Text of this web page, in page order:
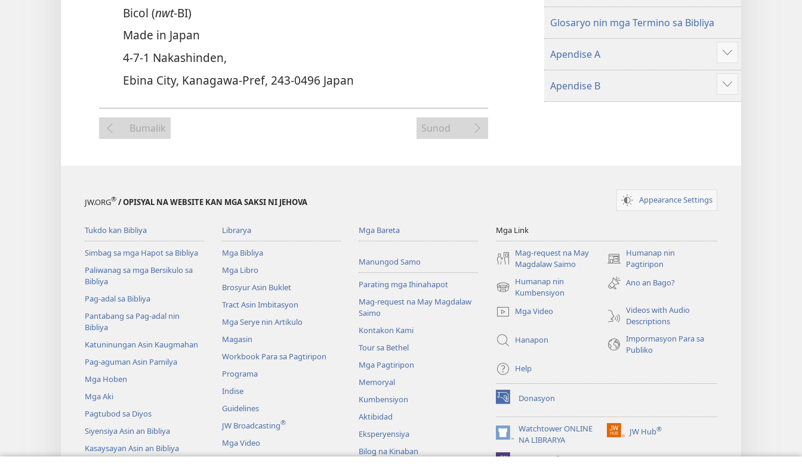
Bicol (nwt-BI)
Made in Japan
4-7-1 Nakashinden,
Ebina City, Kanagawa-Pref, 243-0496 Japan
Bumalik Sunod
Glosaryo nin mga Termino sa Bibliya
Apendise A
Ipahiling
an
iba
pa
Apendise B
Ipahiling
an
JW.ORG® / OPISYAL NA WEBSITE KAN MGA SAKSI NI JEHOVA Appearance Settings
Tukdo kan Bibliya
Simbag sa mga Hapot sa Bibliya
Paliwanag sa mga Bersikulo sa
Bibliya
Pag-adal sa Bibliya
Pantabang sa Pag-adal nin
Bibliya
Katuninungan Asin Kaugmahan
Pag-aguman Asin Pamilya
Mga Hoben
Mga Aki
Pagtubod sa Diyos
Siyensiya Asin an Bibliya
Kasaysayan Asin an Bibliya
Librarya
Mga Bibliya
Mga Libro
Brosyur Asin Buklet
Tract Asin Imbitasyon
Mga Serye nin Artikulo
Magasin
Workbook Para sa Pagtiripon
Programa
Indise
Guidelines
JW Broadcasting®
Mga Video
Musika
Mga Bareta
Manungod Samo
Parating mga Ihinahapot
Mag-request na May Magdalaw
Saimo
Kontakon Kami
Tour sa Bethel
Mga Pagtiripon
Memoryal
Kumbensiyon
Aktibidad
Eksperyensiya
Bilog na Kinaban
Mga Link
Mag-request na May
Magdalaw Saimo
Humanap nin
Pagtiripon
(opens
new
window)
Humanap nin
Kumbensiyon
(opens
window)
Ano an Bago?
Mga Video
Videos with Audio
Descriptions
Hanapon
Impormasyon Para sa
Publiko
Help
Donasyon
(opens
new
window)Watchtower ONLINE
NA LIBRARYA
(opens
new
JW Hub®
(opens
window)
®